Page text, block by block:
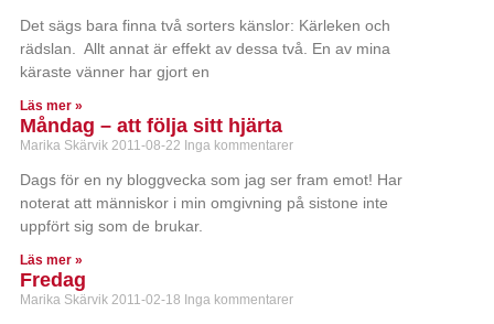
Det sägs bara finna två sorters känslor: Kärleken och
rädslan. Allt annat är effekt av dessa två. En av mina
käraste vänner har gjort en
Läs mer »
Måndag – att följa sitt hjärta
Marika Skärvik 2011-08-22 Inga kommentarer
Dags för en ny bloggvecka som jag ser fram emot! Har
noterat att människor i min omgivning på sistone inte
uppfört sig som de brukar.
Läs mer »
Fredag
Marika Skärvik 2011-02-18 Inga kommentarer